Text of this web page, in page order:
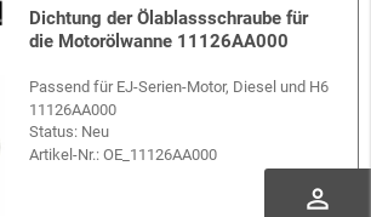
perm_identity
Dichtung der Ölablassschraube für
die Motorölwanne 11126AA000
Passend für EJ-Serien-Motor, Diesel und H6
11126AA000
Status: Neu
Artikel-Nr.:OE_11126AA000